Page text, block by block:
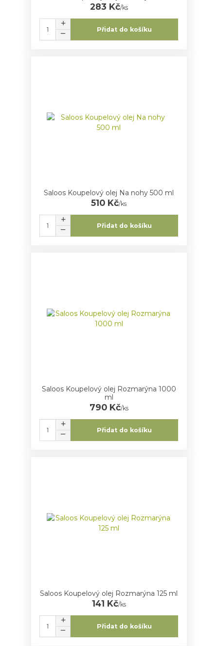
283 Kč/ks
Přidat do košíku
Saloos Koupelový olej Na nohy 500 ml
510 Kč/ks
Přidat do košíku
Saloos Koupelový olej Rozmarýna 1000
ml
790 Kč/ks
Přidat do košíku
Saloos Koupelový olej Rozmarýna 125 ml
141 Kč/ks
Přidat do košíku